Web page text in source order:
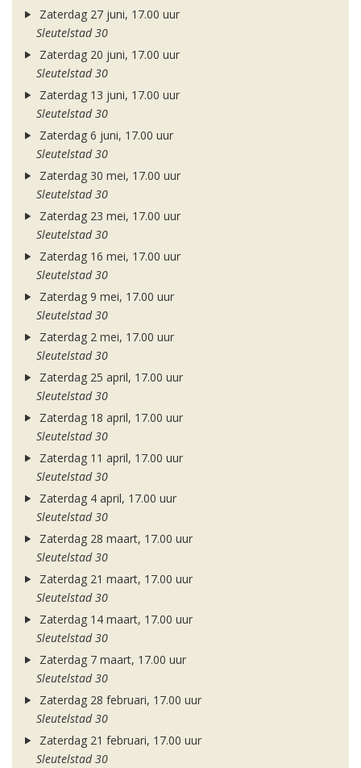
Zaterdag 27 juni, 17.00 uur
Sleutelstad 30
Zaterdag 20 juni, 17.00 uur
Sleutelstad 30
Zaterdag 13 juni, 17.00 uur
Sleutelstad 30
Zaterdag 6 juni, 17.00 uur
Sleutelstad 30
Zaterdag 30 mei, 17.00 uur
Sleutelstad 30
Zaterdag 23 mei, 17.00 uur
Sleutelstad 30
Zaterdag 16 mei, 17.00 uur
Sleutelstad 30
Zaterdag 9 mei, 17.00 uur
Sleutelstad 30
Zaterdag 2 mei, 17.00 uur
Sleutelstad 30
Zaterdag 25 april, 17.00 uur
Sleutelstad 30
Zaterdag 18 april, 17.00 uur
Sleutelstad 30
Zaterdag 11 april, 17.00 uur
Sleutelstad 30
Zaterdag 4 april, 17.00 uur
Sleutelstad 30
Zaterdag 28 maart, 17.00 uur
Sleutelstad 30
Zaterdag 21 maart, 17.00 uur
Sleutelstad 30
Zaterdag 14 maart, 17.00 uur
Sleutelstad 30
Zaterdag 7 maart, 17.00 uur
Sleutelstad 30
Zaterdag 28 februari, 17.00 uur
Sleutelstad 30
Zaterdag 21 februari, 17.00 uur
Sleutelstad 30